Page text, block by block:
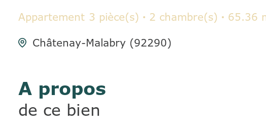
Appartement 3 pièce(s) 2 chambre(s)
65.36
Châtenay-Malabry (92290)
A propos
de ce bien